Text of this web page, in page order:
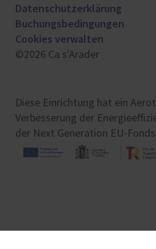
Datenschutzerklärung
Buchungsbedingungen
Cookies verwalten
©2026 Ca s'Arader
Diese Einrichtung hat ein
Verbesserung der
der Next Generation EU-